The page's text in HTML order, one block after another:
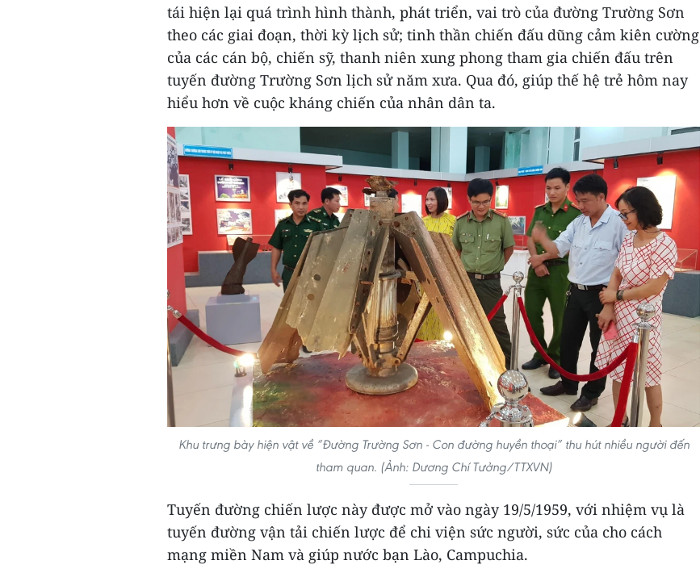
tái hiện lại quá trình hình thành, phát triển, vai trò của đường Trường Sơn
theo các giai đoạn, thời kỳ lịch sử; tinh thần chiến đấu dũng cảm kiên cường
của các cán bộ, chiến sỹ, thanh niên xung phong tham gia chiến đấu trên
tuyến đường Trường Sơn lịch sử năm xưa. Qua đó, giúp thế hệ trẻ hôm nay
hiểu hơn về cuộc kháng chiến của nhân dân ta.
Khu trưng bày hiện vật về “Đường Trường Sơn - Con đường huyền thoại” thu hút nhiều người đến
tham quan. (Ảnh: Dương Chí Tưởng/TTXVN)
Tuyến đường chiến lược này được mở vào ngày 19/5/1959, với nhiệm vụ là
tuyến đường vận tải chiến lược để chi viện sức người, sức của cho cách
mạng miền Nam và giúp nước bạn Lào, Campuchia.